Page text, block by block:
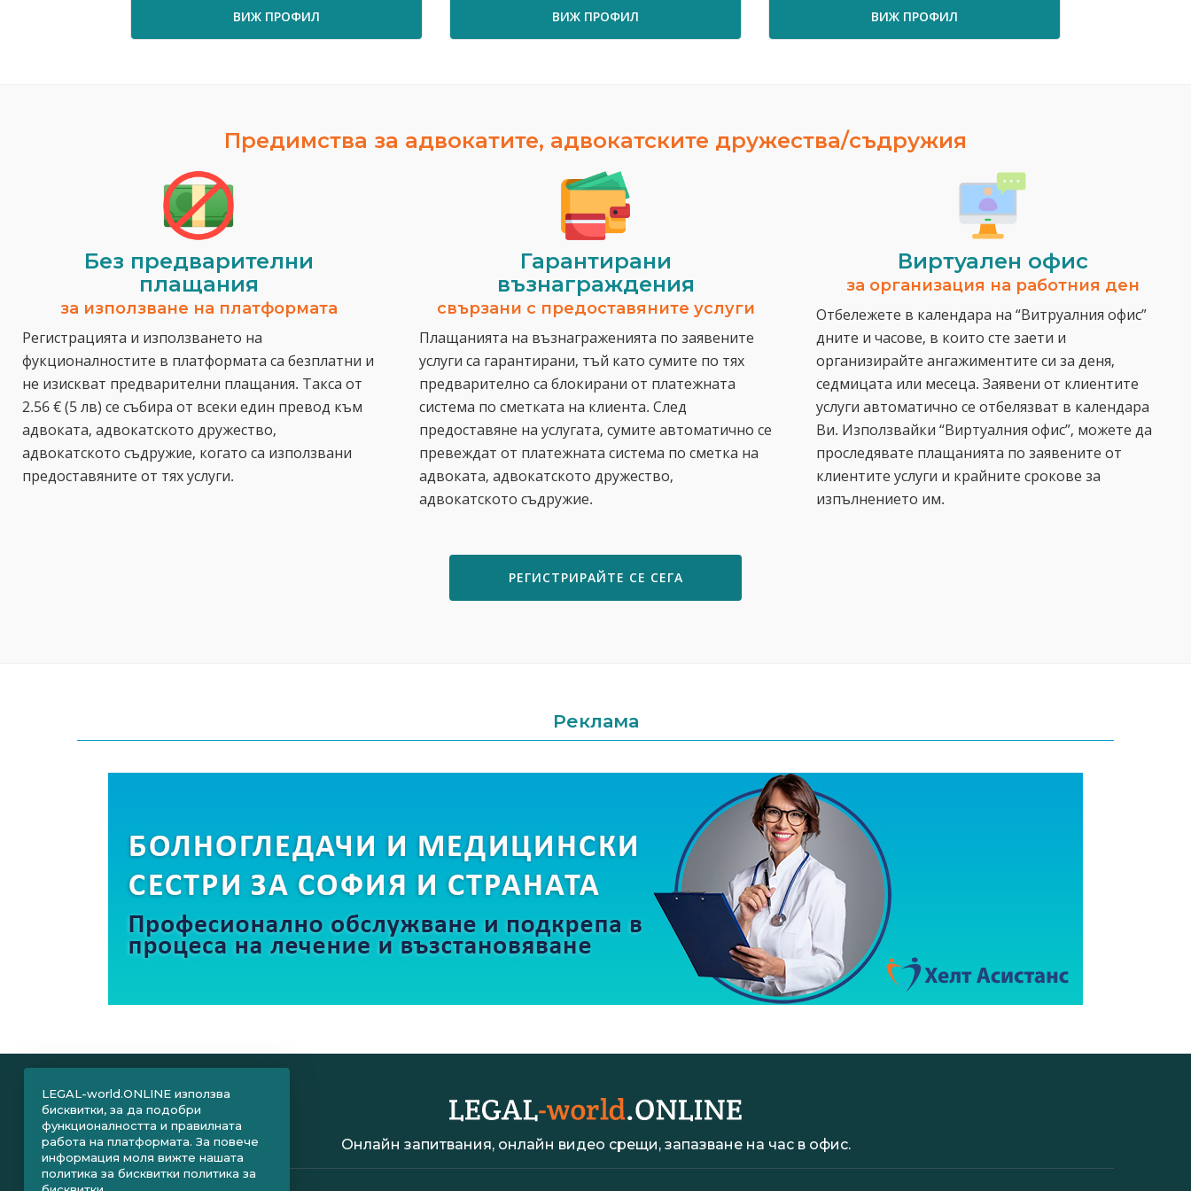
ВИЖ ПРОФИЛ ВИЖ ПРОФИЛ ВИЖ ПРОФИЛ
Предимства за адвокатите, адвокатските дружества/съдружия
Без предварителни
плащания
за използване на платформата
Регистрацията и използването на
фукционалностите в платформата са безплатни и
не изискват предварителни плащания. Такса от
2.56 € (5 лв) се събира от всеки един превод към
адвоката, адвокатското дружество,
адвокатското съдружие, когато са използвани
предоставяните от тях услуги.
Гарантирани
възнаграждения
свързани с предоставяните услуги
Плащанията на възнаграженията по заявените
услуги са гарантирани, тъй като сумите по тях
предварително са блокирани от платежната
система по сметката на клиента. След
предоставяне на услугата, сумите автоматично се
превеждат от платежната система по сметка на
адвоката, адвокатското дружество,
адвокатското съдружие.
Виртуален офис
за организация на работния ден
Отбележете в календара на “Витруалния офис”
дните и часове, в които сте заети и
организирайте ангажиментите си за деня,
седмицата или месеца. Заявени от клиентите
услуги автоматично се отбелязват в календара
Ви. Използвайки “Виртуалния офис”, можете да
проследявате плащанията по заявените от
клиентите услуги и крайните срокове за
изпълнението им.
РЕГИСТРИРАЙТЕ СЕ СЕГА
Реклама
Онлайн запитвания, онлайн видео срещи, запазване на час в офис.
LEGAL-world.ONLINE използва
бисквитки, за да подобри
функционалността и правилната
работа на платформата. За повече
информация моля вижте нашата
политика за бисквитки политика за